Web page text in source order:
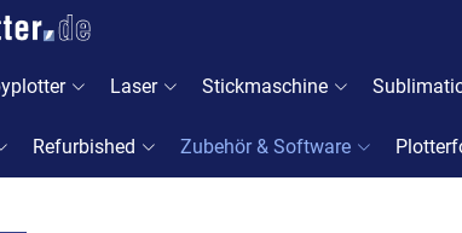
Laser Stickmaschine
Refurbished Zubehör & Software